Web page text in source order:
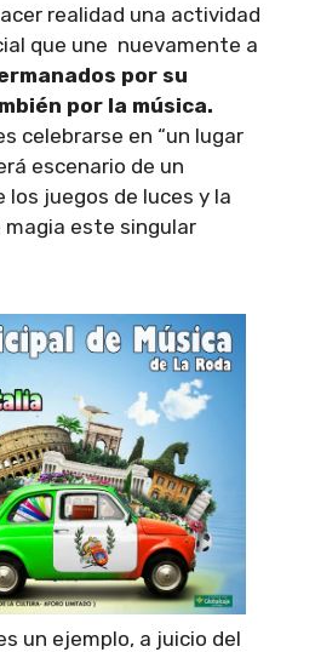
realidad una actividad
que une nuevamente a
por su
por la música.
celebrarse en “un lugar
escenario de un
juegos de luces y la
magia este singular
un ejemplo, a juicio del